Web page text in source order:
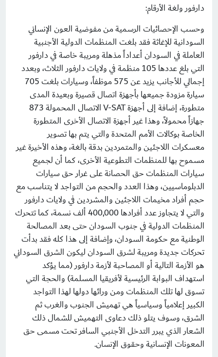
دارفور ولغة الأرقام:
وحسب الإحصائيات الرسمية من مفوضية العون الإنساني
السودانية للإغاثة فقد بلغت المنظمات الدولية الأجنبية
العاملة في السودان أعداداً مذهلة ومريبة خاصة في دارفور
التي بلغ عددها 105 منظمة في ولايات دارفور الثلاث، وبعدد
إجمالي للأجانب يزيد عن 575 موظفاً، وسيارات بلغت 705
سيارة مزودة جميعها بأجهزة اتصال قصيرة وبعيدة المدى
متطورة، إضافة إلى أجهزة V-SAT الاتصال المحمولة 873
جهازاً محمولاً، وهذا غير أجهزة الاتصال الأخرى المتطورة
الخاصة بوكالات الأمم المتحدة والتي يتم بها تصوير
معسكرات اللاجئين والمتمردين بدقة بالغة، وهذه الأخيرة غير
مسموح بها للمنظمات التطوعية الأخرى، كما أن لجميع
سيارات المنظمات حق الحصانة على غرار حق سيارات
الدبلوماسيين، وهذا العدد والحجم من التواجد لا يتناسب مع
حجم أفراد مخيمات اللاجئين والمشردين في ولايات دارفور
والتي لا يتجاوز عدد أفرادها 400,000 ألف نسمة، كما تتحرك
المنظمات الدولية في جنوب السودان حتى بعد المصالحة
الوطنية مع حكومة السودان، وإضافة إلى هذا كله فقد بدأت
تحركات جديدة ومريبة لشرق السودان ليكون الشرق السوداني
هو الأزمة التالية أو المصاحبة لأزمة دارفور (مما يؤكد
استهداف البوابة الرئيسية لأفريقيا المسلمة) والحجة التي
تسوق لها تلك المنظمات ومن ورائها دولها لهذا التواجد
الكبير إعلامياً وسياسياً هي تهميش الجنوب والغرب ثم
الشرق، وسوف يتلو ذلك دعاوى التهميش للشمال ذلك
الشعار الذي يبرر التدخل الأجنبي السافر تحت مسمى حق
المعونات الإنسانية وحقوق الإنسان.